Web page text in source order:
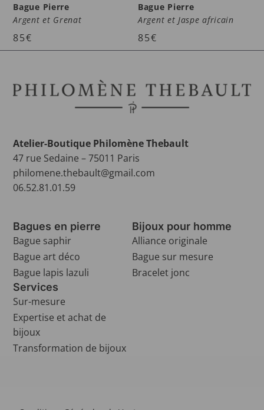
Bague Pierre
Argent et Grenat
85€
Bague Pierre
Argent et Jaspe africain
85€
Atelier-Boutique Philomène Thebault
47 rue Sedaine – 75011 Paris
philomene.thebault@gmail.com
06.52.81.01.59
Bagues en pierre
Bague saphir
Bague art déco
Bague lapis lazuli
Bijoux pour homme
Alliance originale
Bague sur mesure
Bracelet jonc
Services
Sur-mesure
Expertise et achat de
bijoux
Transformation de bijoux